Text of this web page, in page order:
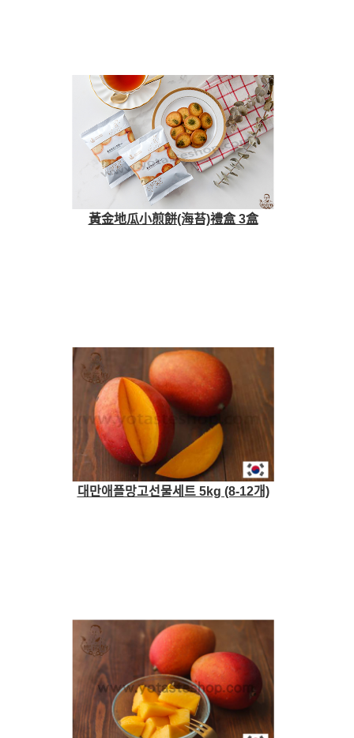
黃金地瓜小煎餅(海苔)禮盒 3盒
대만애플망고선물세트 5kg (8-12개)